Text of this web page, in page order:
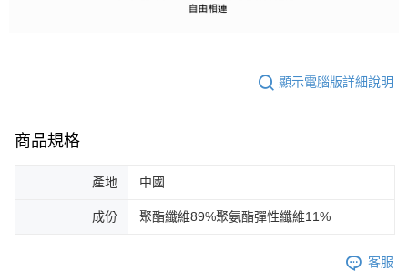
顯示電腦版詳細說明
商品規格
產地 中國
成份 聚酯纖維89%聚氨酯彈性纖維11%
客服